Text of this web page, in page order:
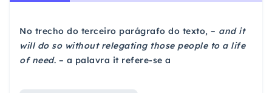
No trecho do terceiro parágrafo do texto, – and it
will do so without relegating those people to a life
of need. – a palavra it refere-se a